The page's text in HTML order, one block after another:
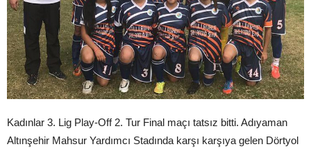
Kadınlar 3. Lig Play-Off 2. Tur Final maçı tatsız bitti. Adıyaman
Altınşehir Mahsur Yardımcı Stadında karşı karşıya gelen Dörtyol